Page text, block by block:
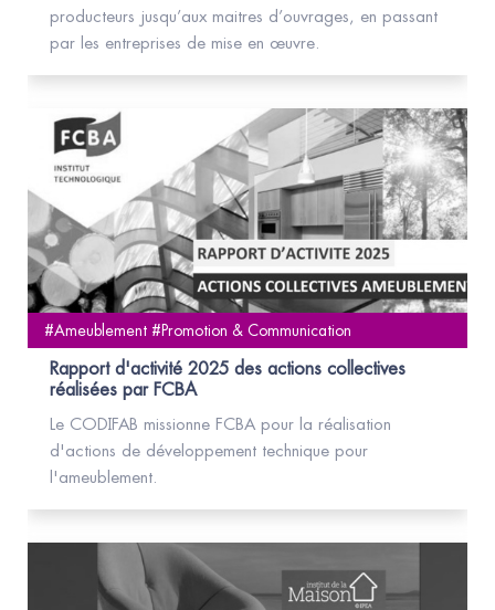
producteurs jusqu’aux maitres d’ouvrages, en passant
par les entreprises de mise en œuvre.
#Ameublement #Promotion & Communication
Rapport d'activité 2025 des actions collectives
réalisées par FCBA
Le CODIFAB missionne FCBA pour la réalisation
d'actions de développement technique pour
l'ameublement.